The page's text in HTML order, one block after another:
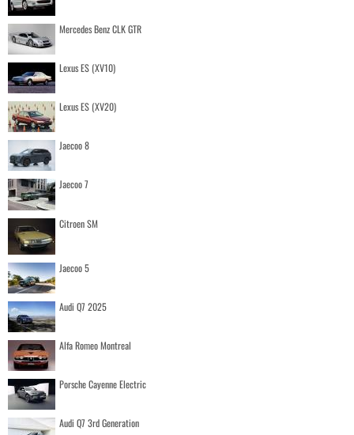
Mercedes Benz CLK GTR
Lexus ES (XV10)
Lexus ES (XV20)
Jaecoo 8
Jaecoo 7
Citroen SM
Jaecoo 5
Audi Q7 2025
Alfa Romeo Montreal
Porsche Cayenne Electric
Audi Q7 3rd Generation